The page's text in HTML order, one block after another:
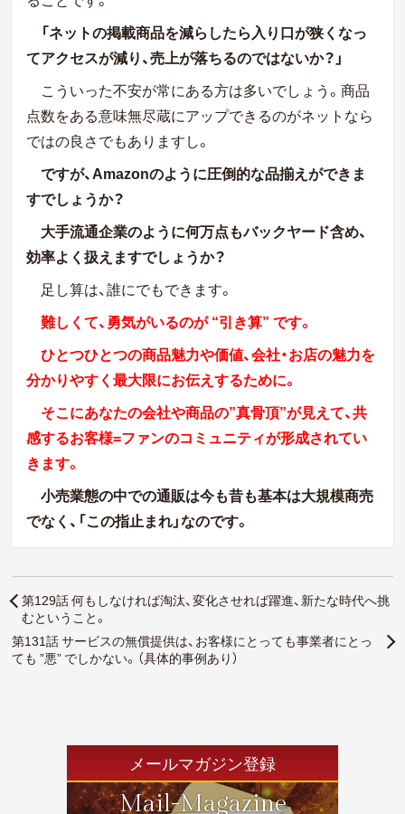
「ネットの掲載商品を減らしたら入り口が狭くなっ
てアクセスが減り、売上が落ちるのではないか？」
こういった不安が常にある方は多いでしょう。商品
点数をある意味無尽蔵にアップできるのがネットなら
ではの良さでもありますし。
ですが、Amazonのように圧倒的な品揃えができま
すでしょうか？
大手流通企業のように何万点もバックヤード含め、
効率よく扱えますでしょうか？
足し算は、誰にでもできます。
難しくて、勇気がいるのが “引き算” です。
ひとつひとつの商品魅力や価値、会社・お店の魅力を
分かりやすく最大限にお伝えするために。
そこにあなたの会社や商品の”真骨頂”が見えて、共
感するお客様=ファンのコミュニティが形成されてい
きます。
小売業態の中での通販は今も昔も基本は大規模商売
でなく、「この指止まれ」なのです。
第129話 何もしなければ淘汰、変化させれば躍進、新たな時代へ挑
むということ。
第131話 サービスの無償提供は、お客様にとっても事業者にとっ
ても ”悪” でしかない。（具体的事例あり）
メールマガジン登録
Mail-Magazine